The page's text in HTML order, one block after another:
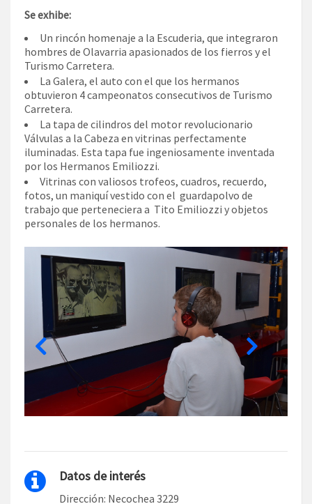
Se exhibe:
Un rincón homenaje a la Escuderia, que integraron
hombres de Olavarria apasionados de los fierros y el
Turismo Carretera.
La Galera, el auto con el que los hermanos
obtuvieron 4 campeonatos consecutivos de Turismo
Carretera.
La tapa de cilindros del motor revolucionario
Válvulas a la Cabeza en vitrinas perfectamente
iluminadas. Esta tapa fue ingeniosamente inventada
por los Hermanos Emiliozzi.
Vitrinas con valiosos trofeos, cuadros, recuerdo,
fotos, un maniquí vestido con el guardapolvo de
trabajo que perteneciera a Tito Emiliozzi y objetos
personales de los hermanos.
Datos de interés
Dirección: Necochea 3229